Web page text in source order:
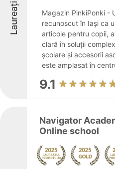
Laureați
Magazin PinkiPonki -
recunoscut în Iași ca
articole pentru copii,
clară în soluții
școlare și accesorii
este amplasat în
9.1
Navigator
Online school